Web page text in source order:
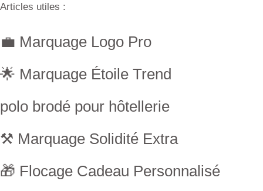
Articles utiles :
💼 Marquage Logo Pro
🌟 Marquage Étoile Trend
polo brodé pour hôtellerie
⚒ Marquage Solidité Extra
🎁 Flocage Cadeau Personnalisé